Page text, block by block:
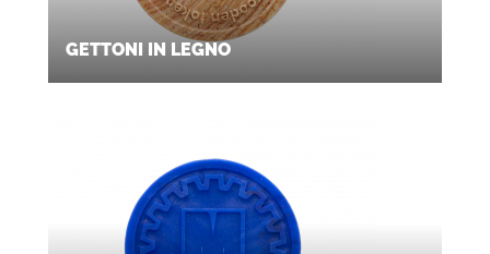
GETTONI IN LEGNO